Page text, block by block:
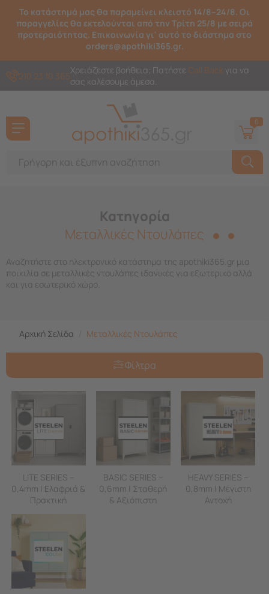
Το κατάστημά μας θα παραμείνει κλειστό 14/8–24/8. Οι
παραγγελίες θα εκτελούνται από την Τρίτη 25/8 με σειρά
προτεραιότητας. Επικοινωνία γι' αυτό το διάστημα στο
orders@apothiki365.gr.
210 23 10 365Χρειάζεστε βοήθεια; Πατήστε Call Back για να
σας καλέσουμε άμεσα.
0
Κατηγορία
Μεταλλικές Ντουλάπες
Αναζητήστε στο ηλεκτρονικό κατάστημα της apothiki365.gr μια
ποικιλία σε μεταλλικές ντουλάπες ιδανικές για εξωτερικό αλλά
και για εσωτερικό χώρο.
Αρχική Σελίδα Μεταλλικές Ντουλάπες
Φίλτρα
LITE SERIES –
0,4mm | Ελαφριά &
Πρακτική
BASIC SERIES –
0,6mm | Σταθερή
& Αξιόπιστη
HEAVY SERIES –
0,8mm | Μέγιστη
Αντοχή